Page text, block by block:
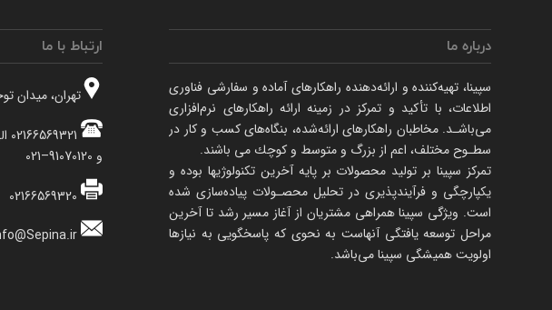
درباره ما
سپینا، تهیه‌كننده و ارائه‌‌دهنده راهكارهای آماده و سفارشی فناوری
اطلاعات، با تأكید و تمركز در زمینه ارائه راهکارهای نرم‌‌افزاری
می‌باشـد. مخاطبان راهكارهای ارائه‌شده، بنگاه‌های كسب و كار در
سطـوح مختلف، اعم از بزرگ و متوسط و كوچك می‌ باشند.
تمرکز سپینا بر تولید محصولات بر پایه آخرین تکنولوژیها بوده و
یکپارچگی و فرآیندپذیری در تحلیل محصـولات پیاده‌سازی شده
است. ویژگی سپینا همراهی مشتریان از آغاز مسیر رشد تا آخرین
مراحل توسعه یافتگی آنهاست به نحوی که پاسخگویی به نیازها
اولویت همیشگی سپینا می‌باشد.
ارتباط با ما
تهران، میدان
02166569321 الی 23
و 91070120–021
02166569320
info@Sepina.ir